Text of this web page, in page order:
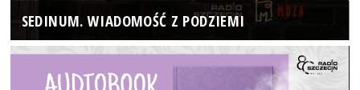
SEDINUM. WIADOMOŚĆ Z PODZIEMI